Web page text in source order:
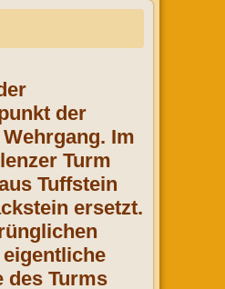
der
Im
Turm
Tuffstein
ersetzt.
des Turms